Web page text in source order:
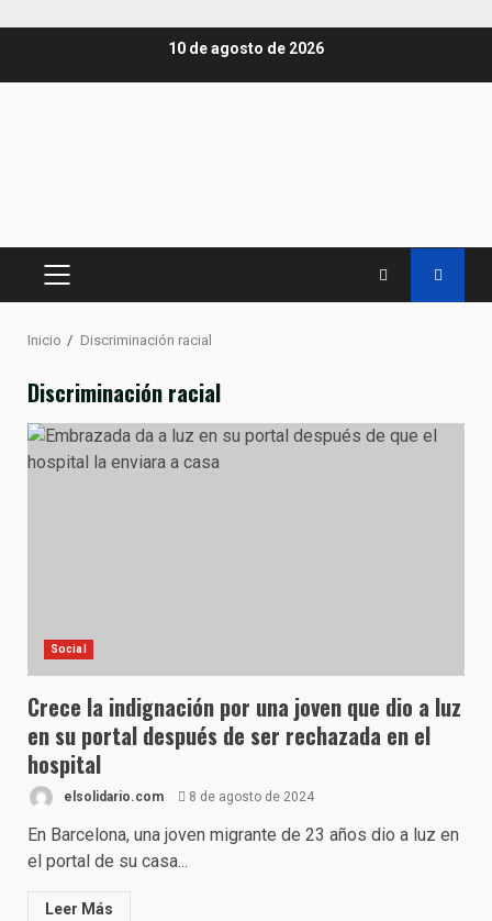
10 de agosto de 2026
MENÚ
Inicio Discriminación racial
Discriminación racial
Social
Crece la indignación por una joven que dio a luz
en su portal después de ser rechazada en el
hospital
elsolidario.com 8 de agosto de 2024
En Barcelona, una joven migrante de 23 años dio a luz en
el portal de su casa...
Leer Más